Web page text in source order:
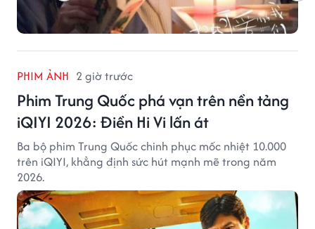
PHIM ẢNH 2 giờ trước
Phim Trung Quốc phá vạn trên nền tảng
iQIYI 2026: Điền Hi Vi lấn át
Ba bộ phim Trung Quốc chinh phục mốc nhiệt 10.000
trên iQIYI, khẳng định sức hút mạnh mẽ trong năm
2026.